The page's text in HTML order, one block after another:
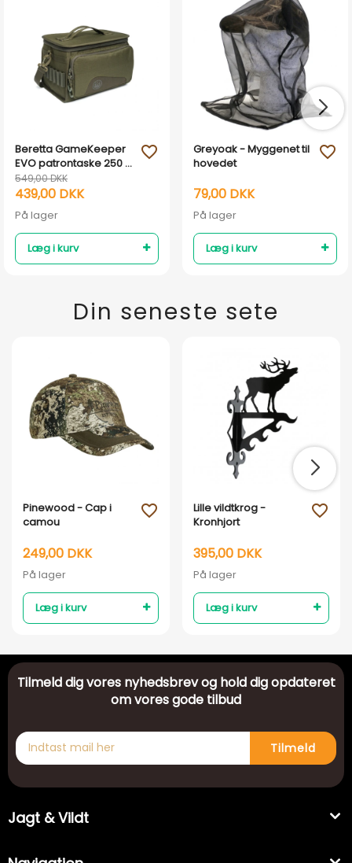
Beretta GameKeeper
EVO patrontaske 250 -
Moss/Brown Bark
549,00 DKK
439,00 DKK
På lager
Læg i kurv
favorite_outline
Greyoak - Myggenet til
hovedet
79,00 DKK
På lager
Læg i kurv
favorite_outline
Din seneste sete
Pinewood - Cap i
camou
249,00 DKK
På lager
Læg i kurv
favorite_outline
Lille vildtkrog -
Kronhjort
395,00 DKK
På lager
Læg i kurv
favorite_outline
Tilmeld dig vores nyhedsbrev og hold dig opdateret
om vores gode tilbud
Tilmeld
Jagt & Vildt